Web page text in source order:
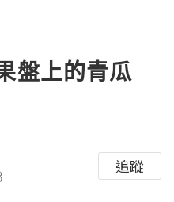
盤上的青瓜
追蹤